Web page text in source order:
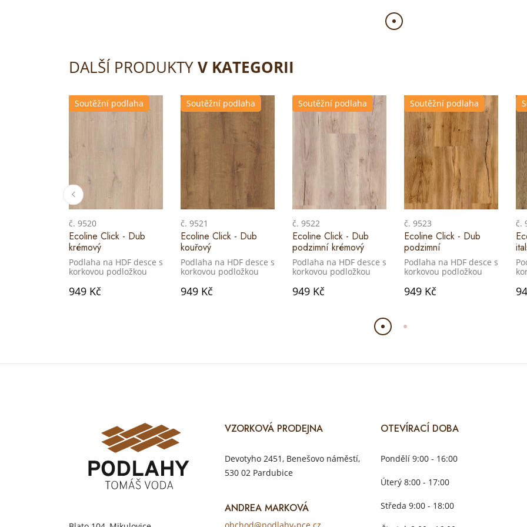
DALŠÍ PRODUKTYV KATEGORII
Soutěžní podlaha
č. 9520
Ecoline Click - Dub
krémový
Podlaha na HDF desce s
korkovou podložkou
949 Kč
Soutěžní podlaha
č. 9521
Ecoline Click - Dub
kouřový
Podlaha na HDF desce s
korkovou podložkou
949 Kč
Soutěžní podlaha
č. 9522
Ecoline Click - Dub
podzimní krémový
Podlaha na HDF desce s
korkovou podložkou
949 Kč
Soutěžní podlaha
č. 9523
Ecoline Click - Dub
podzimní
Podlaha na HDF desce s
korkovou podložkou
949 Kč
č.
VZORKOVÁ PRODEJNA
Devotyho 2451, Benešovo náměstí,
530 02 Pardubice
ANDREA MARKOVÁ
OTEVÍRACÍ DOBA
Pondělí 9:00 - 16:00
Úterý 8:00 - 17:00
Středa 9:00 - 18:00